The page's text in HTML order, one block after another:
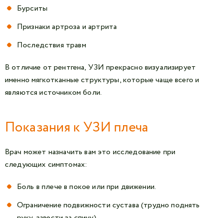
Бурситы
Признаки артроза и артрита
Последствия травм
В отличие от рентгена, УЗИ прекрасно визуализирует
именно мягкотканные структуры, которые чаще всего и
являются источником боли.
Показания к УЗИ плеча
Врач может назначить вам это исследование при
следующих симптомах:
Боль в плече в покое или при движении.
Ограничение подвижности сустава (трудно поднять